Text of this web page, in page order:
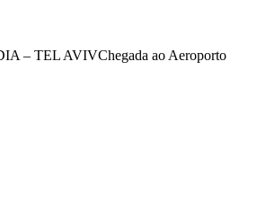
– TEL AVIVChegada ao Aeroporto